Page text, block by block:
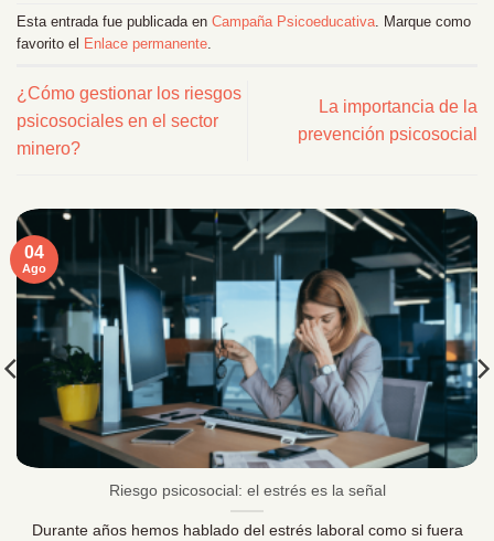
Esta entrada fue publicada en Campaña Psicoeducativa . Marque como
favorito el Enlace permanente
¿Cómo gestionar los riesgos
psicosociales en el sector
minero?
La importancia de la
prevención psicosocial
Riesgo psicosocial: el estrés es la señal
Durante años hemos hablado del estrés laboral como si fuera
04
Ago